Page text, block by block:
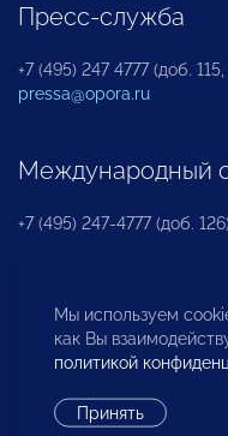
Пресс-служба
+7 (495) 247 4777 (доб. 115,
pressa@opora.ru
Международный
+7 (495) 247-4777 (доб. 126)
Бюро по защите
инвесторов
Мы используем
как Вы
политикой
Принять